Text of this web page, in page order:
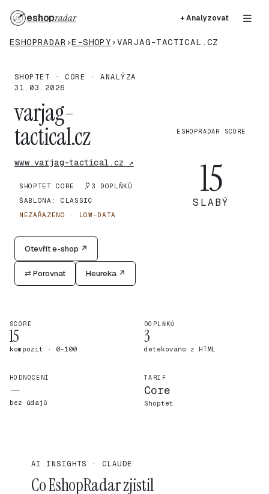
eshopradar + Analyzovat
ESHOPRADAR ›E-SHOPY › VARJAG-TACTICAL.CZ
SHOPTET · CORE · ANALÝZA
31.03.2026
varjag-
tactical.cz
www.varjag-tactical.cz ↗
SHOPTET CORE
3 DOPLŇKŮ
ŠABLONA: CLASSIC
NEZAŘAZENO · LOW-DATA
Otevřít e-shop ↗
⇄ Porovnat Heureka ↗
ESHOPRADAR SCORE
15
SLABÝ
SCORE
15
kompozit · 0–100
DOPLŇKŮ
3
detekováno z HTML
HODNOCENÍ
—
bez údajů
TARIF
Core
Shoptet
AI INSIGHTS · CLAUDE
Co EshopRadar zjistil